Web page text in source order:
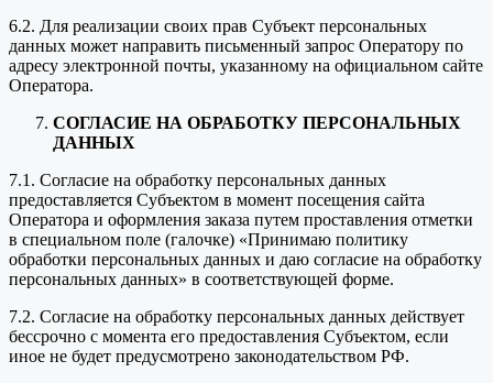
6.2. Для реализации своих прав Субъект персональных
данных может направить письменный запрос Оператору по
адресу электронной почты, указанному на официальном сайте
Оператора.
СОГЛАСИЕ НА ОБРАБОТКУ ПЕРСОНАЛЬНЫХ
ДАННЫХ
7.1. Согласие на обработку персональных данных
предоставляется Субъектом в момент посещения сайта
Оператора и оформления заказа путем проставления отметки
в специальном поле (галочке) «Принимаю политику
обработки персональных данных и даю согласие на обработку
персональных данных» в соответствующей форме.
7.2. Согласие на обработку персональных данных действует
бессрочно с момента его предоставления Субъектом, если
иное не будет предусмотрено законодательством РФ.